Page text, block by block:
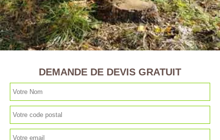
DEMANDE DE DEVIS GRATUIT